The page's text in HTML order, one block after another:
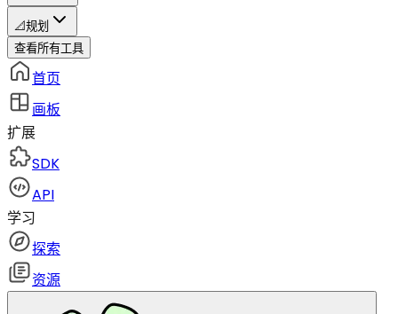
📐规划
查看所有工具
首页
画板
扩展
SDK
API
学习
探索
资源